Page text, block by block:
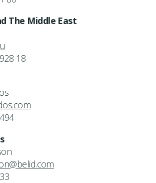
The Middle East
18